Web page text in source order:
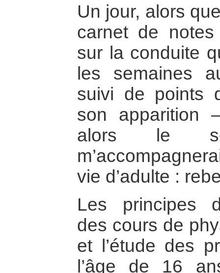
Un jour, alors
carnet de
sur la conduite
les semaines
suivi de points
son apparition
alors le
vie d’adulte :
Les principes
des cours de
et l’étude des
l’âge de 16